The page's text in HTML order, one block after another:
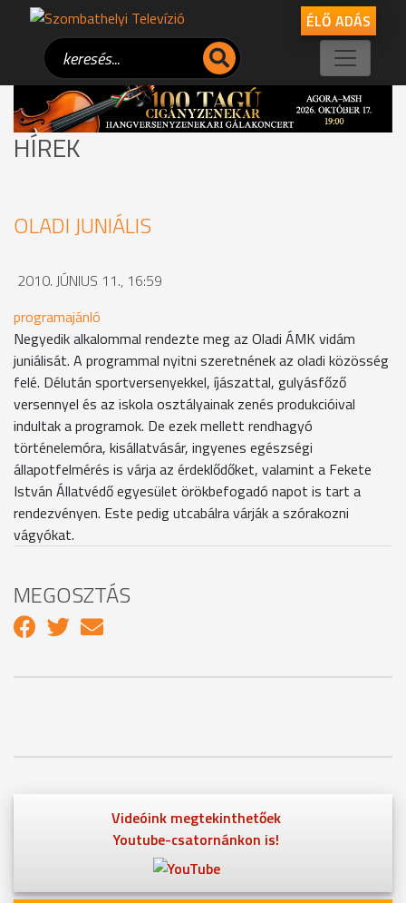
ÉLŐ ADÁS
HÍREK
OLADI JUNIÁLIS
2010. JÚNIUS 11., 16:59
programajánló
Negyedik alkalommal rendezte meg az Oladi ÁMK vidám
juniálisát. A programmal nyitni szeretnének az oladi közösség
felé. Délután sportversenyekkel, íjászattal, gulyásfőző
versennyel és az iskola osztályainak zenés produkcióival
indultak a programok. De ezek mellett rendhagyó
történelemóra, kisállatvásár, ingyenes egészségi
állapotfelmérés is várja az érdeklődőket, valamint a Fekete
István Állatvédő egyesület örökbefogadó napot is tart a
rendezvényen. Este pedig utcabálra várják a szórakozni
vágyókat.
MEGOSZTÁS
Videóink megtekinthetőek
Youtube-csatornánkon is!